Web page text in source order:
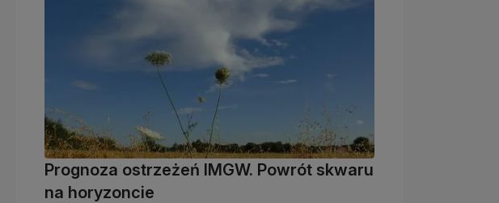
Prognoza ostrzeżeń IMGW. Powrót skwaru
na horyzoncie